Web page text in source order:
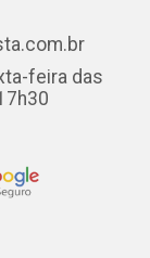
feira das